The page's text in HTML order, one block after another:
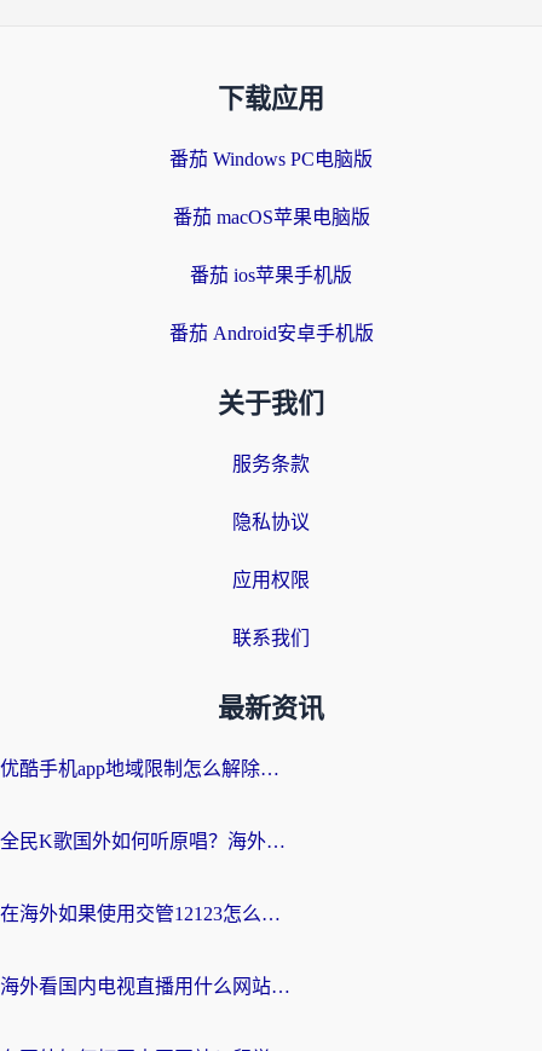
下载应用
番茄 Windows PC电脑版
番茄 macOS苹果电脑版
番茄 ios苹果手机版
番茄 Android安卓手机版
关于我们
服务条款
隐私协议
应用权限
联系我们
最新资讯
优酷手机app地域限制怎么解除？海外党亲测有效的追剧方案
全民K歌国外如何听原唱？海外党亲测有效的回国加速器选择指南
在海外如果使用交管12123怎么处理？留学生亲测有效的回国加速方案
海外看国内电视直播用什么网站比较好？一篇解决你所有追剧难题的实用指南